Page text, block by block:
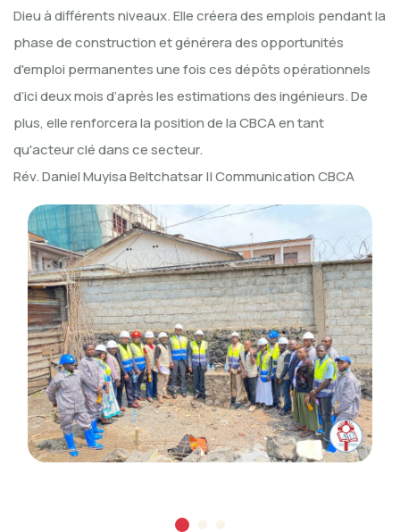
Dieu à différents niveaux. Elle créera des emplois pendant la
phase de construction et générera des opportunités
d'emploi permanentes une fois ces dépôts opérationnels
d’ici deux mois d’après les estimations des ingénieurs. De
plus, elle renforcera la position de la CBCA en tant
qu'acteur clé dans ce secteur.
Rév. Daniel Muyisa Beltchatsar || Communication CBCA